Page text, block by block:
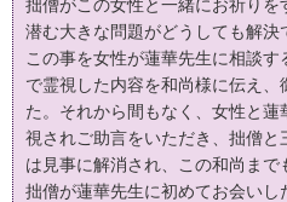
拙僧がこの女性と一緒にお祈り
潜む大きな問題がどうしても解決
この事を女性が蓮華先生に相談
で霊視した内容を和尚様に伝え
た。それから間もなく、女性と
視されご助言をいただき、拙僧
は見事に解消され、この和尚まで
拙僧が蓮華先生に初めてお会い